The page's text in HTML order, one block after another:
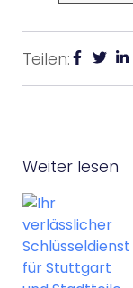
Teilen:
Weiter lesen